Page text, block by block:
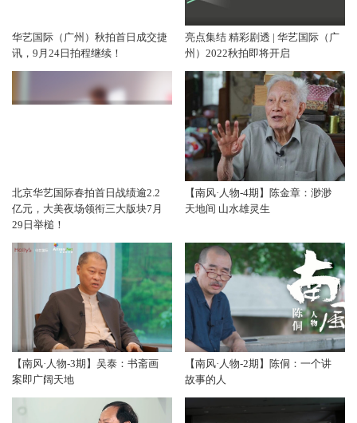
华艺国际（广州）秋拍首日成交捷
讯，9月24日拍程继续！
亮点集结 精彩剧透 | 华艺国际（广
州）2022秋拍即将开启
北京华艺国际春拍首日战绩逾2.2
亿元，大美夜场领衔三大版块7月
29日举槌！
【南风·人物-4期】陈金章：渺渺
天地间 山水雄灵生
【南风·人物-3期】吴泰：书斋画
案即广阔天地
【南风·人物-2期】陈侗：一个讲
故事的人